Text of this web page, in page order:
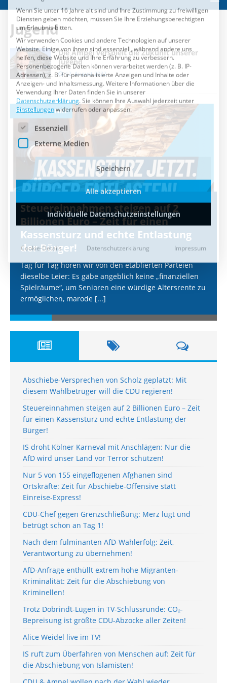
Jugend
Die Ampel verspielt die Zukunft unserer
Jugend
12. August 2022
IM BRENNPUNKT
Steuereinnahmen steigen auf 2
Billionen Euro – Zeit für einen
Kassensturz und echte Entlastung
der Bürger!
Tag für Tag hören wir von den etablierten Parteien
dieselbe Leier: Es gäbe angeblich keine „finanziellen
Spielräume“, um Senioren eine würdige Altersrente zu
ermöglichen, marode [...]
Abschiebe-Versprechen von Scholz geplatzt: Mit
diesem Wahlbetrüger will die CDU regieren!
Steuereinnahmen steigen auf 2 Billionen Euro – Zeit
für einen Kassensturz und echte Entlastung der
Bürger!
IS droht Kölner Karneval mit Anschlägen: Nur die
AfD wird unser Land vor Terror schützen!
Nur 5 von 155 eingeflogenen Afghanen sind
Ortskräfte: Zeit für Abschiebe-Offensive statt
Einreise-Express!
CDU-Chef gegen Grenzschließung: Merz lügt und
betrügt schon an Tag 1!
Nach dem fulminanten AfD-Wahlerfolg: Zeit,
Verantwortung zu übernehmen!
AfD-Anfrage enthüllt extrem hohe Migranten-
Kriminalität: Zeit für die Abschiebung von
Kriminellen!
Trotz Dobrindt-Lügen in TV-Schlussrunde: CO₂-
Bepreisung ist größte CDU-Abzocke aller Zeiten!
Alice Weidel live im TV!
IS ruft zum Überfahren von Menschen auf: Zeit für
die Abschiebung von Islamisten!
Es folgt eine Liste der Service-Gruppen, für die eine
Essenziell
Externe Medien
Speichern
Alle akzeptieren
Individuelle Datenschutzeinstellungen
Cookie-Details Datenschutzerklärung Impressum